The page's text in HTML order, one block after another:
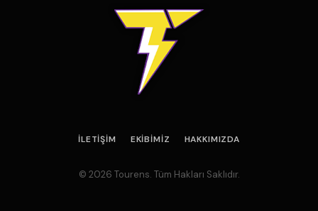
İLETIŞIM EKIBIMIZ HAKKIMIZDA
© 2026 Tourens. Tüm Hakları Saklıdır.